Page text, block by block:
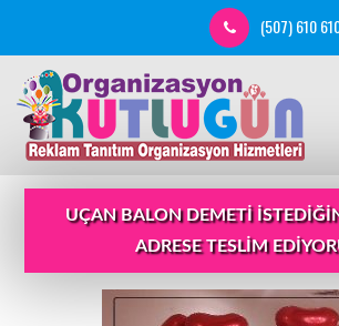
(507) 610
UÇAN BALON DEMETI
ADRESE TESLIM